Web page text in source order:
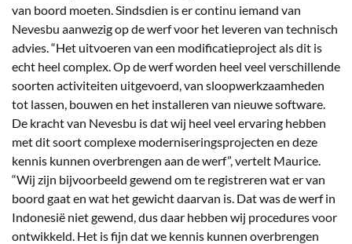
van boord moeten. Sindsdien is er continu iemand van
Nevesbu aanwezig op de werf voor het leveren van technisch
advies. “Het uitvoeren van een modificatieproject als dit is
echt heel complex. Op de werf worden heel veel verschillende
soorten activiteiten uitgevoerd, van sloopwerkzaamheden
tot lassen, bouwen en het installeren van nieuwe software.
De kracht van Nevesbu is dat wij heel veel ervaring hebben
met dit soort complexe moderniseringsprojecten en deze
kennis kunnen overbrengen aan de werf”, vertelt Maurice.
“Wij zijn bijvoorbeeld gewend om te registreren wat er van
boord gaat en wat het gewicht daarvan is. Dat was de werf in
Indonesië niet gewend, dus daar hebben wij procedures voor
ontwikkeld. Het is fijn dat we kennis kunnen overbrengen